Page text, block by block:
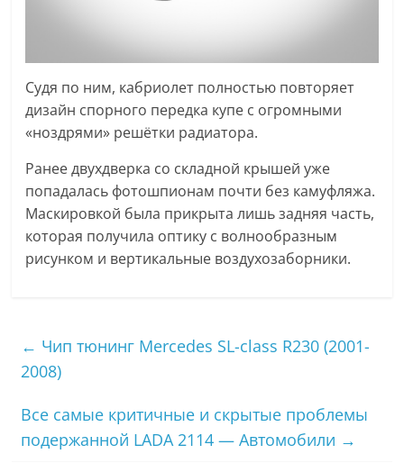
Судя по ним, кабриолет полностью повторяет
дизайн спорного передка купе с огромными
«ноздрями» решётки радиатора.
Ранее двухдверка со складной крышей уже
попадалась фотошпионам почти без камуфляжа.
Маскировкой была прикрыта лишь задняя часть,
которая получила оптику с волнообразным
рисунком и вертикальные воздухозаборники.
← Чип тюнинг Mercedes SL-class R230 (2001-
2008)
Все самые критичные и скрытые проблемы
подержанной LADA 2114 — Автомобили →